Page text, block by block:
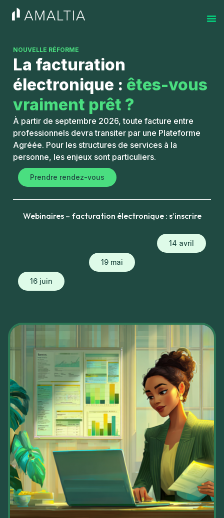
NOUVELLE RÉFORME
La facturation
électronique :êtes-vous
vraiment prêt ?
À partir de septembre 2026, toute facture entre
professionnels devra transiter par une Plateforme
Agréée. Pour les structures de services à la
personne, les enjeux sont particuliers.